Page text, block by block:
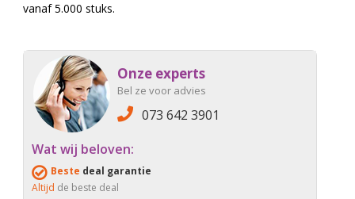
vanaf 5.000 stuks.
Onze experts
Bel ze voor advies
073 642 3901
Wat wij beloven:
Beste deal garantie
Altijd de beste deal